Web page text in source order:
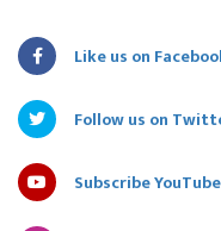
Like us on
Follow us on
Subscribe